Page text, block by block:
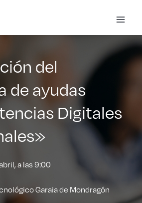
del
de ayudas
Digitales
a las 9:00
Garaia de Mondragón